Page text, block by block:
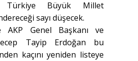
Türkiye Büyük Millet
sayı düşecek.
AKP Genel Başkanı ve
Tayip Erdoğan bu
kaçını yeniden listeye